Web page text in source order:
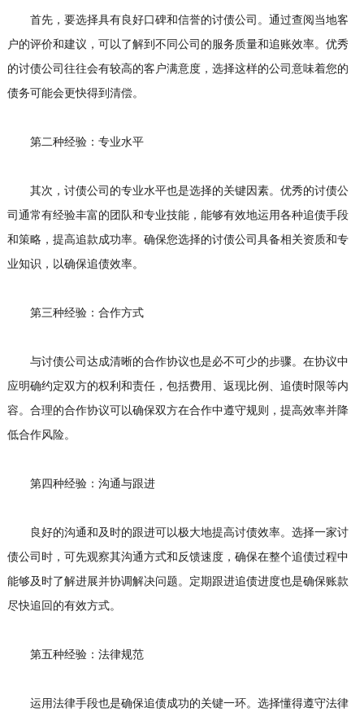
首先，要选择具有良好口碑和信誉的讨债公司。通过查阅当地客
户的评价和建议，可以了解到不同公司的服务质量和追账效率。优秀
的讨债公司往往会有较高的客户满意度，选择这样的公司意味着您的
债务可能会更快得到清偿。
第二种经验：专业水平
其次，讨债公司的专业水平也是选择的关键因素。优秀的讨债公
司通常有经验丰富的团队和专业技能，能够有效地运用各种追债手段
和策略，提高追款成功率。确保您选择的讨债公司具备相关资质和专
业知识，以确保追债效率。
第三种经验：合作方式
与讨债公司达成清晰的合作协议也是必不可少的步骤。在协议中
应明确约定双方的权利和责任，包括费用、返现比例、追债时限等内
容。合理的合作协议可以确保双方在合作中遵守规则，提高效率并降
低合作风险。
第四种经验：沟通与跟进
良好的沟通和及时的跟进可以极大地提高讨债效率。选择一家讨
债公司时，可先观察其沟通方式和反馈速度，确保在整个追债过程中
能够及时了解进展并协调解决问题。定期跟进追债进度也是确保账款
尽快追回的有效方式。
第五种经验：法律规范
运用法律手段也是确保追债成功的关键一环。选择懂得遵守法律